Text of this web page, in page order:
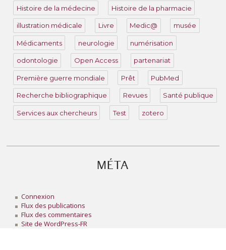
Histoire de la médecine Histoire de la pharmacie
illustration médicale Livre Medic@ musée
Médicaments neurologie numérisation
odontologie Open Access partenariat
Première guerre mondiale Prêt PubMed
Recherche bibliographique Revues Santé publique
Services aux chercheurs Test zotero
MÉTA
Connexion
Flux des publications
Flux des commentaires
Site de WordPress-FR